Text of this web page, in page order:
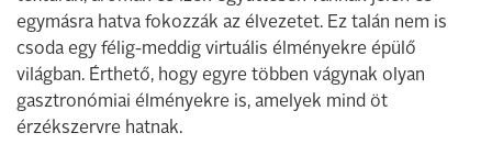
egymásra hatva fokozzák az élvezetet. Ez talán nem is
csoda egy félig-meddig virtuális élményekre épülő
világban. Érthető, hogy egyre többen vágynak olyan
gasztronómiai élményekre is, amelyek mind öt
érzékszervre hatnak.